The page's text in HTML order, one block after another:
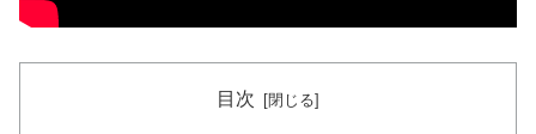
目次